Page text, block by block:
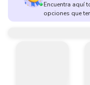
Encuentra aquí
opciones que